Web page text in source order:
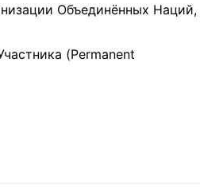
Объединённых Наций,
(Permanent